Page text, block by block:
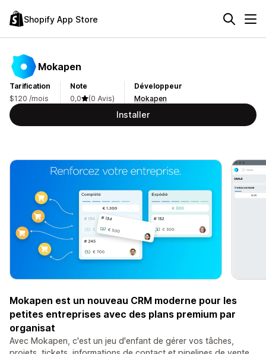
Shopify App Store
Mokapen
Tarification
$120 /mois
Note
0,0
(0 Avis)
Développeur
Mokapen
Installer
Mokapen est un nouveau CRM moderne pour les
petites entreprises avec des plans premium par
organisat
Avec Mokapen, c'est un jeu d'enfant de gérer vos tâches,